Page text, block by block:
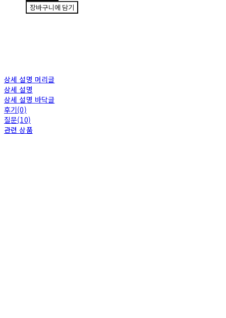
장바구니에 담기
상세 설명 머리글
상세 설명
상세 설명 바닥글
후기(0)
질문(10)
관련 상품